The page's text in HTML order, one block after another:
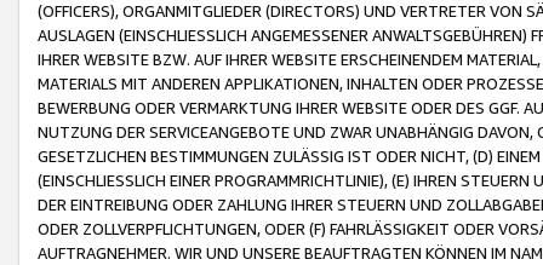
(OFFICERS), ORGANMITGLIEDER (DIRECTORS) UND VERTRETER VON
AUSLAGEN (EINSCHLIESSLICH ANGEMESSENER
IHRER WEBSITE BZW. AUF IHRER WEBSITE ERSCHEINENDEM
MATERIALS MIT ANDEREN APPLIKATIONEN, INHALTEN ODER
BEWERBUNG ODER VERMARKTUNG IHRER WEBSITE ODER DES GGF.
NUTZUNG DER SERVICEANGEBOTE UND ZWAR UNABHÄNGIG
GESETZLICHEN BESTIMMUNGEN ZULÄSSIG IST ODER NICHT, (D)
(EINSCHLIESSLICH EINER PROGRAMMRICHTLINIE), (E) IHREN
DER EINTREIBUNG ODER ZAHLUNG IHRER STEUERN UND
ODER ZOLLVERPFLICHTUNGEN, ODER (F) FAHRLÄSSIGKEIT ODER
AUFTRAGNEHMER. WIR UND UNSERE BEAUFTRAGTEN KÖNNEN IM